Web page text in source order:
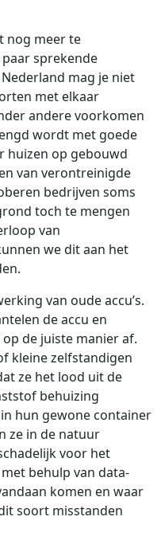
nog meer te
sprekende
mag je niet
met elkaar
andere voorkomen
wordt met goede
huizen op gebouwd
van verontreinigde
bedrijven soms
toch te mengen
van
we dit aan het
van oude accu’s.
de accu en
de juiste manier af.
kleine zelfstandigen
ze het lood uit de
behuizing
hun gewone container
ze in de natuur
voor het
behulp van data-
komen en waar
soort misstanden